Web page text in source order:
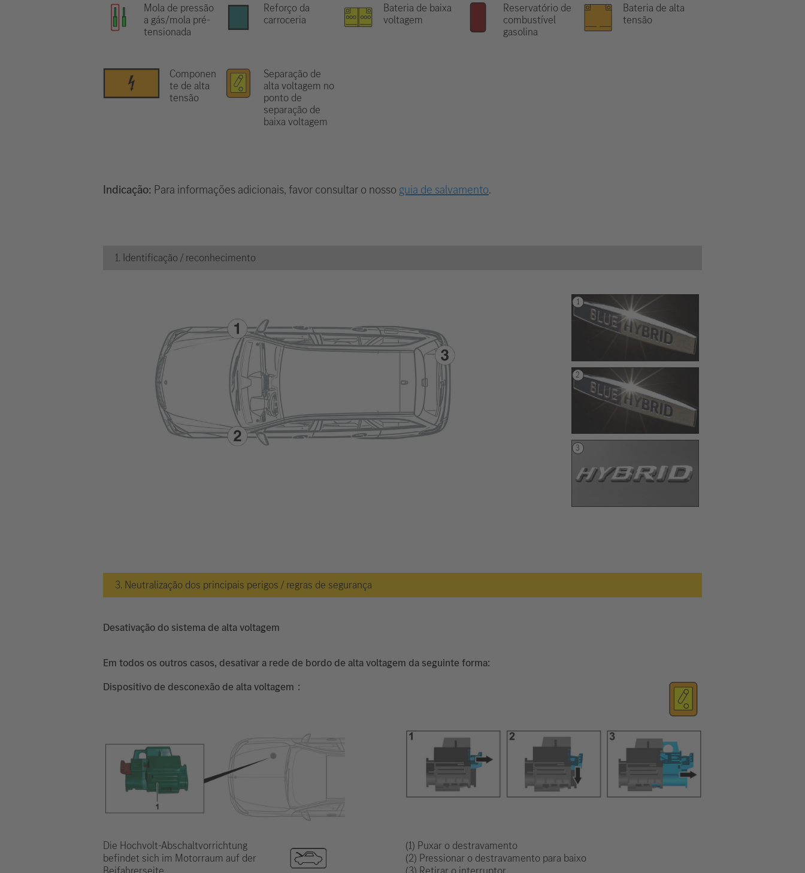
Mola de pressão
a gás/mola pré-
tensionada
Reforço da
carroceria
Bateria de baixa
voltagem
Reservatório de
combustível
gasolina
Bateria de alta
tensão
Componen
te de alta
tensão
Separação de
alta voltagem no
ponto de
separação de
baixa voltagem
Indicação: Para informações adicionais, favor consultar o nosso guia de salvamento.
1. Identificação / reconhecimento
3. Neutralização dos principais perigos / regras de segurança
Desativação do sistema de alta voltagem
Em todos os outros casos, desativar a rede de bordo de alta voltagem da seguinte forma:
Dispositivo de desconexão de alta voltagem
Die Hochvolt-Abschaltvorrichtung
befindet sich im Motorraum auf der
(1) Puxar o destravamento
(2) Pressionar o destravamento para baixo